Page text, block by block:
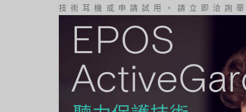
技術耳機或申請試用，請立即洽詢